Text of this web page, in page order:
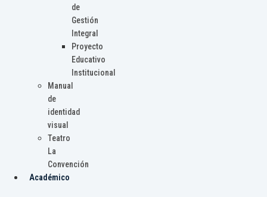
de
Gestión
Integral
Proyecto
Educativo
Institucional
Manual
de
identidad
visual
Teatro
La
Convención
Académico